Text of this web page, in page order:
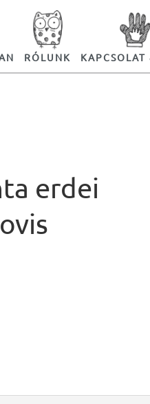
RÓLUNK KAPCSOLAT
erdei